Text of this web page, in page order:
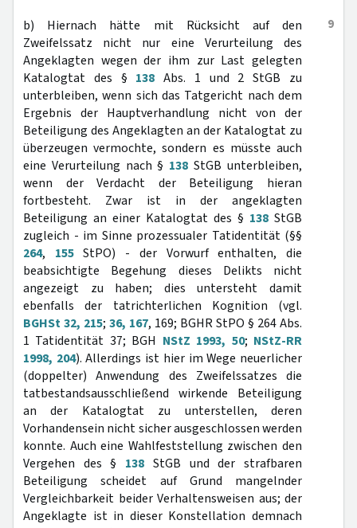
9
b) Hiernach hätte mit Rücksicht auf den
Zweifelssatz nicht nur eine Verurteilung des
Angeklagten wegen der ihm zur Last gelegten
Katalogtat des § 138 Abs. 1 und 2 StGB zu
unterbleiben, wenn sich das Tatgericht nach dem
Ergebnis der Hauptverhandlung nicht von der
Beteiligung des Angeklagten an der Katalogtat zu
überzeugen vermochte, sondern es müsste auch
eine Verurteilung nach § 138 StGB unterbleiben,
wenn der Verdacht der Beteiligung hieran
fortbesteht. Zwar ist in der angeklagten
Beteiligung an einer Katalogtat des § 138 StGB
zugleich - im Sinne prozessualer Tatidentität (§§
264, 155StPO) - der Vorwurf enthalten, die
beabsichtigte Begehung dieses Delikts nicht
angezeigt zu haben; dies untersteht damit
ebenfalls der tatrichterlichen Kognition (vgl.
BGHSt 32, 215; 36, 167, 169; BGHR StPO § 264 Abs.
1 Tatidentität 37; BGH NStZ 1993, 50; NStZ-RR
1998, 204). Allerdings ist hier im Wege neuerlicher
(doppelter) Anwendung des Zweifelssatzes die
tatbestandsausschließend wirkende Beteiligung
an der Katalogtat zu unterstellen, deren
Vorhandensein nicht sicher ausgeschlossen werden
konnte. Auch eine Wahlfeststellung zwischen den
Vergehen des § 138 StGB und der strafbaren
Beteiligung scheidet auf Grund mangelnder
Vergleichbarkeit beider Verhaltensweisen aus; der
Angeklagte ist in dieser Konstellation demnach